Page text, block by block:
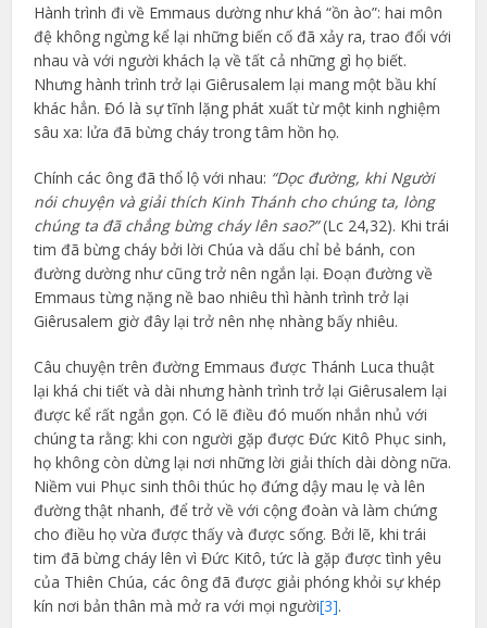
Hành trình đi về Emmaus dường như khá “ồn ào”: hai môn
đệ không ngừng kể lại những biến cố đã xảy ra, trao đổi với
nhau và với người khách lạ về tất cả những gì họ biết.
Nhưng hành trình trở lại Giêrusalem lại mang một bầu khí
khác hẳn. Đó là sự tĩnh lặng phát xuất từ một kinh nghiệm
sâu xa: lửa đã bừng cháy trong tâm hồn họ.
Chính các ông đã thổ lộ với nhau: “Dọc đường, khi Người
nói chuyện và giải thích Kinh Thánh cho chúng ta, lòng
chúng ta đã chẳng bừng cháy lên sao?”(Lc 24,32). Khi trái
tim đã bừng cháy bởi lời Chúa và dấu chỉ bẻ bánh, con
đường dường như cũng trở nên ngắn lại. Đoạn đường về
Emmaus từng nặng nề bao nhiêu thì hành trình trở lại
Giêrusalem giờ đây lại trở nên nhẹ nhàng bấy nhiêu.
Câu chuyện trên đường Emmaus được Thánh Luca thuật
lại khá chi tiết và dài nhưng hành trình trở lại Giêrusalem lại
được kể rất ngắn gọn. Có lẽ điều đó muốn nhắn nhủ với
chúng ta rằng: khi con người gặp được Đức Kitô Phục sinh,
họ không còn dừng lại nơi những lời giải thích dài dòng nữa.
Niềm vui Phục sinh thôi thúc họ đứng dậy mau lẹ và lên
đường thật nhanh, để trở về với cộng đoàn và làm chứng
cho điều họ vừa được thấy và được sống. Bởi lẽ, khi trái
tim đã bừng cháy lên vì Đức Kitô, tức là gặp được tình yêu
của Thiên Chúa, các ông đã được giải phóng khỏi sự khép
kín nơi bản thân mà mở ra với mọi người[3].